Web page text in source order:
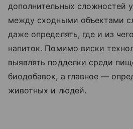
дополнительных сложностей
между сходными объектами
даже определять, где и из
напиток. Помимо виски
выявлять подделки среди
биодобавок, а главное —
животных и людей.